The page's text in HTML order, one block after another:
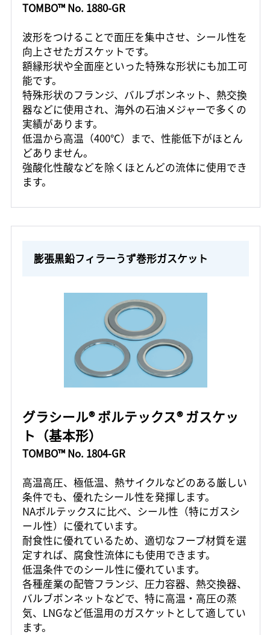
TOMBO™ No. 1880-GR
波形をつけることで面圧を集中させ、シール性を
向上させたガスケットです。
額縁形状や全面座といった特殊な形状にも加工可
能です。
特殊形状のフランジ、バルブボンネット、熱交換
器などに使用され、海外の石油メジャーで多くの
実績があります。
低温から高温（400℃）まで、性能低下がほとん
どありません。
強酸化性酸などを除くほとんどの流体に使用でき
ます。
膨張黒鉛フィラーうず巻形ガスケット
グラシール® ボルテックス® ガスケッ
ト（基本形）
TOMBO™ No. 1804-GR
高温高圧、極低温、熱サイクルなどのある厳しい
条件でも、優れたシール性を発揮します。
NAボルテックスに比べ、シール性（特にガスシ
ール性）に優れています。
耐食性に優れているため、適切なフープ材質を選
定すれば、腐食性流体にも使用できます。
低温条件でのシール性に優れています。
各種産業の配管フランジ、圧力容器、熱交換器、
バルブボンネットなどで、特に高温・高圧の蒸
気、LNGなど低温用のガスケットとして適してい
ます。